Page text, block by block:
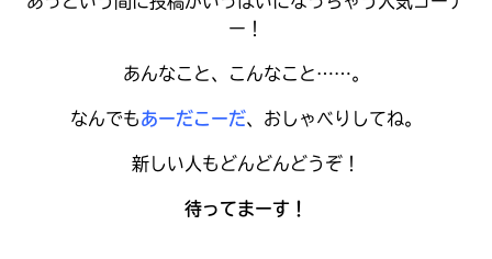
読みたい本が
本を飛び出して
できる掲示板
ー！
あんなこと、こんなこと……。
なんでもあーだこーだ、おしゃべりしてね。
新しい人もどんどんどうぞ！
待ってまーす！